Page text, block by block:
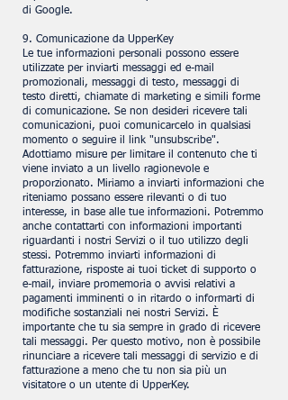
di Google.
9. Comunicazione da UpperKey
Le tue informazioni personali possono essere
utilizzate per inviarti messaggi ed e-mail
promozionali, messaggi di testo, messaggi di
testo diretti, chiamate di marketing e simili forme
di comunicazione. Se non desideri ricevere tali
comunicazioni, puoi comunicarcelo in qualsiasi
momento o seguire il link "unsubscribe".
Adottiamo misure per limitare il contenuto che ti
viene inviato a un livello ragionevole e
proporzionato. Miriamo a inviarti informazioni che
riteniamo possano essere rilevanti o di tuo
interesse, in base alle tue informazioni. Potremmo
anche contattarti con informazioni importanti
riguardanti i nostri Servizi o il tuo utilizzo degli
stessi. Potremmo inviarti informazioni di
fatturazione, risposte ai tuoi ticket di supporto o
e-mail, inviare promemoria o avvisi relativi a
pagamenti imminenti o in ritardo o informarti di
modifiche sostanziali nei nostri Servizi. È
importante che tu sia sempre in grado di ricevere
tali messaggi. Per questo motivo, non è possibile
rinunciare a ricevere tali messaggi di servizio e di
fatturazione a meno che tu non sia più un
visitatore o un utente di UpperKey.